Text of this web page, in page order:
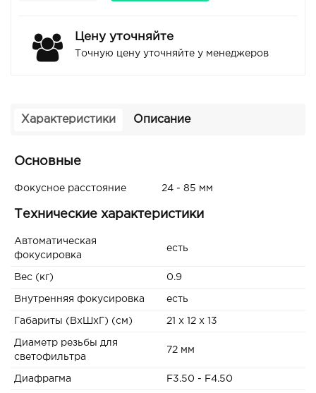
Цену уточняйте
Точную цену уточняйте у менеджеров
Характеристики Описание
Основные
Фокусное расстояние 24 - 85 мм
Технические характеристики
Автоматическая
фокусировка
есть
Вес (кг) 0.9
Внутренняя фокусировка есть
Габариты (ВxШxГ) (см) 21 x 12 x 13
Диаметр резьбы для
светофильтра
72 мм
Диафрагма F3.50 - F4.50